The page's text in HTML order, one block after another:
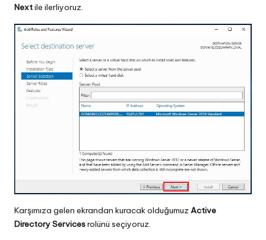
Nextile ilerliyoruz.
Karşımıza gelen ekrandan kuracak olduğumuz Active
Directory Servicesrolünü seçiyoruz.